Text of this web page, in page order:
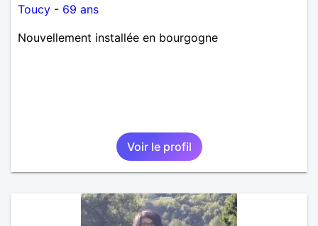
Toucy - 69 ans
Nouvellement installée en bourgogne
Voir le profil